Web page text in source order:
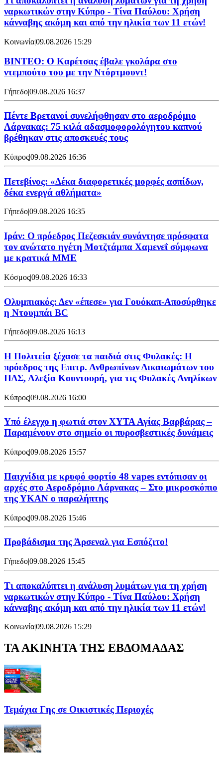
ναρκωτικών στην Κύπρο - Τίνα Παύλου: Χρήση
κάνναβης ακόμη και από την ηλικία των 11 ετών!
Κοινωνία|09.08.2026 15:29
ΒΙΝΤΕΟ: Ο Καρέτσας έβαλε γκολάρα στο
ντεμπούτο του με την Ντόρτμουντ!
Γήπεδο|09.08.2026 16:37
Πέντε Βρετανοί συνελήφθησαν στο αεροδρόμιο
Λάρνακας: 75 κιλά αδασμοφορολόγητου καπνού
βρέθηκαν στις αποσκευές τους
Κύπρος|09.08.2026 16:36
Πετεβίνος: «Δέκα διαφορετικές μορφές ασπίδων,
δέκα ενεργά αθλήματα»
Γήπεδο|09.08.2026 16:35
Ιράν: Ο πρόεδρος Πεζεσκιάν συνάντησε πρόσφατα
τον ανώτατο ηγέτη Μοτζτάμπα Χαμενεΐ σύμφωνα
με κρατικά ΜΜΕ
Κόσμος|09.08.2026 16:33
Ολυμπιακός: Δεν «έπεσε» για Γουόκαπ-Αποσύρθηκε
η Ντουμπάι BC
Γήπεδο|09.08.2026 16:13
Η Πολιτεία ξέχασε τα παιδιά στις Φυλακές: Η
πρόεδρος της Επιτρ. Ανθρωπίνων Δικαιωμάτων του
ΠΔΣ, Αλεξία Κουντουρή, για τις Φυλακές Ανηλίκων
Κύπρος|09.08.2026 16:00
Υπό έλεγχο η φωτιά στον ΧΥΤΑ Αγίας Βαρβάρας –
Παραμένουν στο σημείο οι πυροσβεστικές δυνάμεις
Κύπρος|09.08.2026 15:57
Παιχνίδια με κρυφό φορτίο 48 vapes εντόπισαν οι
αρχές στο Αεροδρόμιο Λάρνακας – Στο μικροσκόπιο
της ΥΚΑΝ ο παραλήπτης
Κύπρος|09.08.2026 15:46
Προβάδισμα της Άρσεναλ για Εσπόζιτο!
Γήπεδο|09.08.2026 15:45
Τι αποκαλύπτει η ανάλυση λυμάτων για τη χρήση
ναρκωτικών στην Κύπρο - Τίνα Παύλου: Χρήση
κάνναβης ακόμη και από την ηλικία των 11 ετών!
Κοινωνία09.08.2026 15:29
ΤΑ ΑΚΙΝΗΤΑ ΤΗΣ ΕΒΔΟΜΑΔΑΣ
Τεμάχια Γης σε Οικιστικές Περιοχές